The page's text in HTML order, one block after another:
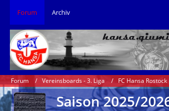
Forum Archiv
Forum Vereinsboards - 3. Liga FC Hansa Rostock
Saison 2025/